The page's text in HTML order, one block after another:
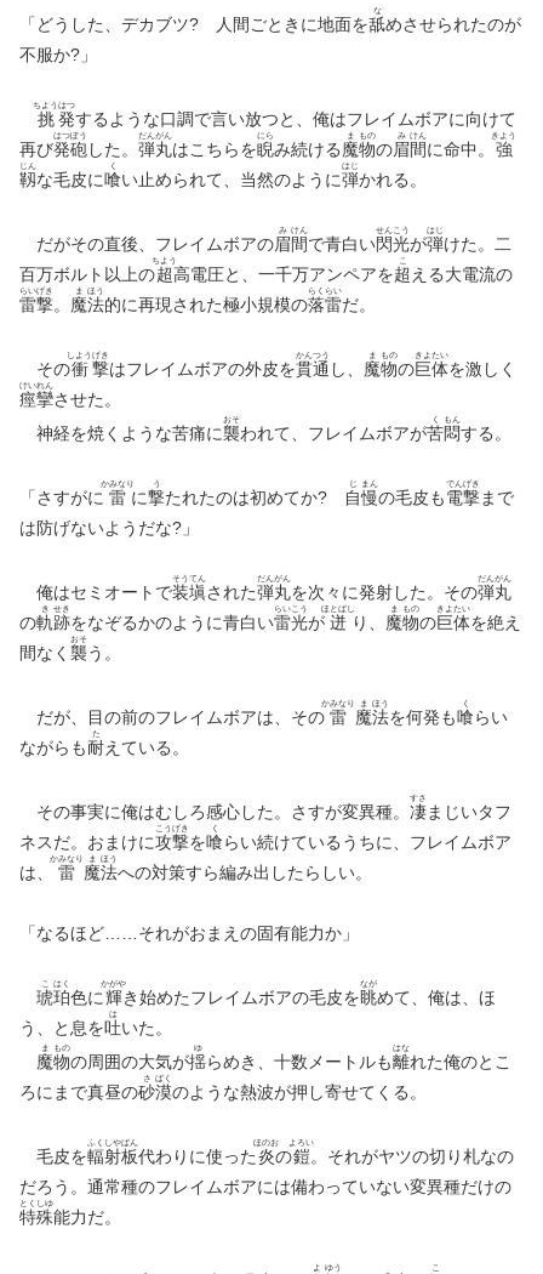
「どうした、デカブツ? 人間ごときに地面を舐
な
めさせられたのが
不服か?」
挑
ちよう
発
はつ
するような口調で言い放つと、俺はフレイムボアに向けて
再び発
はつ
砲
ぽう
した。 弾
だん
丸
がん
はこちらを睨
にら
み続ける魔
ま
物
もの
の眉
み
間
けん
に命中。 強
きよう
靱
じん
な毛皮に喰
く
い止められて、当然のように弾
はじ
かれる。
だがその直後、フレイムボアの眉
み
間
けん
で青白い閃
せん
光
こう
が弾
はじ
けた。二
百万ボルト以上の超
ちよう
高電圧と、一千万アンペアを超
こ
える大電流の
雷
らい
撃
げき
。 魔
ま
法
ほう
的に再現された極小規模の落
らく
雷
らい
だ。
その衝
しよう
撃
げき
はフレイムボアの外皮を貫
かん
通
つう
し、 魔
ま
物
もの
の巨
きよ
体
たい
を激しく
痙
けい
攣
れん
させた。
神経を焼くような苦痛に襲
おそ
われて、フレイムボアが苦
く
悶
もん
する。
「さすがに 雷
かみなり
に撃
う
たれたのは初めてか? 自
じ
慢
まん
の毛皮も電
でん
撃
げき
まで
は防げないようだな?」
俺はセミオートで装
そう
塡
てん
された弾
だん
丸
がん
を次々に発射した。その弾
だん
丸
がん
の軌
き
跡
せき
をなぞるかのように青白い雷
らい
光
こう
が 迸
ほとばし
り、 魔
ま
物
もの
の巨
きよ
体
たい
を絶え
間なく 襲
おそ
う。
だが、目の前のフレイムボアは、その 雷
かみなり
魔
ま
法
ほう
を何発も喰
く
らい
ながらも耐
た
えている。
その事実に俺はむしろ感心した。さすが変異種。 凄
すさ
まじいタフ
ネスだ。おまけに攻
こう
撃
げき
を喰
く
らい続けているうちに、フレイムボア
は、
雷
かみなり
魔
ま
法
ほう
への対策すら編み出したらしい。
「なるほど……それがおまえの固有能力か」
琥
こ
珀
はく
色に輝
かがや
き始めたフレイムボアの毛皮を眺
なが
めて、俺は、ほ
う、と息を吐
は
いた。
魔
ま
物
もの
の周囲の大気が揺
ゆ
らめき、十数メートルも離
はな
れた俺のとこ
ろにまで真昼の砂
さ
漠
ばく
のような熱波が押し寄せてくる。
毛皮を輻
ふく
射
しや
板
ばん
代わりに使った炎
ほのお
の鎧
よろい
。それがヤツの切り札なの
だろう。通常種のフレイムボアには備わっていない変異種だけの
特
とく
殊
しゆ
能力だ。
よ ゆう こ